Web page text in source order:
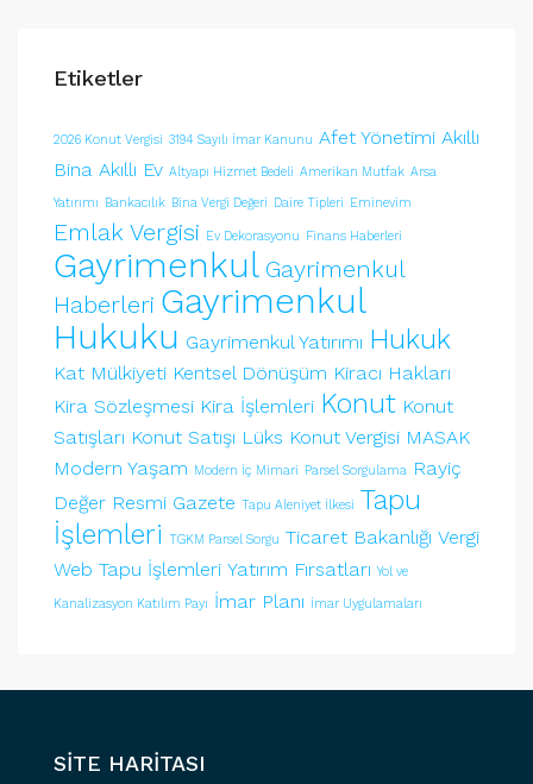
Etiketler
2026 Konut Vergisi 3194 Sayılı İmar Kanunu Afet Yönetimi Akıllı
Bina Akıllı Ev Altyapı Hizmet Bedeli Amerikan Mutfak Arsa
Yatırımı Bankacılık Bina Vergi Değeri Daire Tipleri Eminevim
Emlak Vergisi Ev Dekorasyonu Finans Haberleri
Gayrimenkul Gayrimenkul
Haberleri Gayrimenkul
Hukuku Gayrimenkul Yatırımı Hukuk
Kat Mülkiyeti Kentsel Dönüşüm Kiracı Hakları
Kira Sözleşmesi Kira İşlemleri Konut Konut
Satışları Konut Satışı Lüks Konut Vergisi MASAK
Modern Yaşam Modern İç Mimari Parsel Sorgulama Rayiç
Değer Resmi Gazete Tapu Aleniyet İlkesi Tapu
İşlemleri TGKM Parsel Sorgu Ticaret Bakanlığı Vergi
Web Tapu İşlemleri Yatırım Fırsatları Yol ve
Kanalizasyon Katılım Payı İmar Planı İmar Uygulamaları
SİTE HARİTASI